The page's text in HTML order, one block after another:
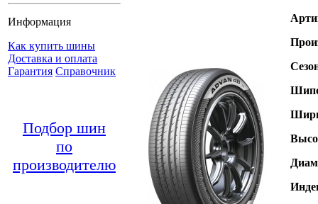
Информация
Как купить шины
Доставка и оплата
Гарантия Справочник
Подбор шин
по
производителю